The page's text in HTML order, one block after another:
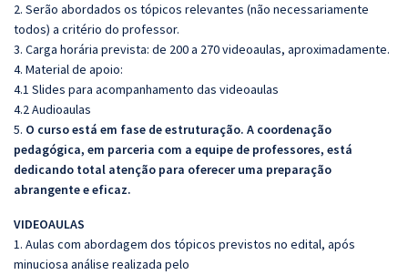
2. Serão abordados os tópicos relevantes (não necessariamente
todos) a critério do professor.
3. Carga horária prevista: de 200 a 270 videoaulas, aproximadamente.
4. Material de apoio:
4.1 Slides para acompanhamento das videoaulas
4.2 Audioaulas
5. O curso está em fase de estruturação. A coordenação
pedagógica, em parceria com a equipe de professores, está
dedicando total atenção para oferecer uma preparação
abrangente e eficaz.
VIDEOAULAS
1. Aulas com abordagem dos tópicos previstos no edital, após
minuciosa análise realizada pelo